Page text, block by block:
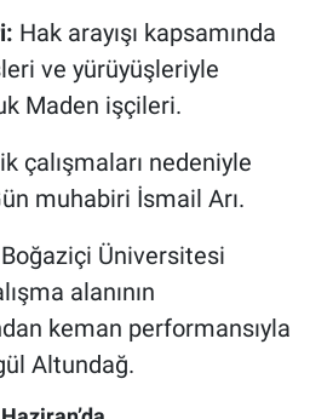
Hak arayışı kapsamında
ve yürüyüşleriyle
Maden işçileri.
çalışmaları nedeniyle
muhabiri İsmail Arı.
Boğaziçi Üniversitesi
alanının
keman performansıyla
Altundağ.